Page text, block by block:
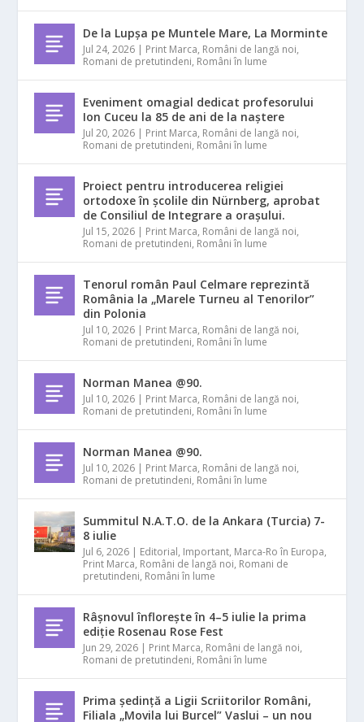
De la Lupșa pe Muntele Mare, La Morminte
Jul 24, 2026 | Print Marca, Români de langă noi,
Romani de pretutindeni, Români în lume
Eveniment omagial dedicat profesorului
Ion Cuceu la 85 de ani de la naștere
Jul 20, 2026 | Print Marca, Români de langă noi,
Romani de pretutindeni, Români în lume
Proiect pentru introducerea religiei
ortodoxe în școlile din Nürnberg, aprobat
de Consiliul de Integrare a orașului.
Jul 15, 2026 | Print Marca, Români de langă noi,
Romani de pretutindeni, Români în lume
Tenorul român Paul Celmare reprezintă
România la „Marele Turneu al Tenorilor”
din Polonia
Jul 10, 2026 | Print Marca, Români de langă noi,
Romani de pretutindeni, Români în lume
Norman Manea @90.
Jul 10, 2026 | Print Marca, Români de langă noi,
Romani de pretutindeni, Români în lume
Norman Manea @90.
Jul 10, 2026 | Print Marca, Români de langă noi,
Romani de pretutindeni, Români în lume
Summitul N.A.T.O. de la Ankara (Turcia) 7-
8 iulie
Jul 6, 2026 | Editorial, Important, Marca-Ro în Europa,
Print Marca, Români de langă noi, Romani de
pretutindeni, Români în lume
Râșnovul înflorește în 4–5 iulie la prima
ediție Rosenau Rose Fest
Jun 29, 2026 | Print Marca, Români de langă noi,
Romani de pretutindeni, Români în lume
Prima ședință a Ligii Scriitorilor Români,
Filiala „Movila lui Burcel” Vaslui – un nou